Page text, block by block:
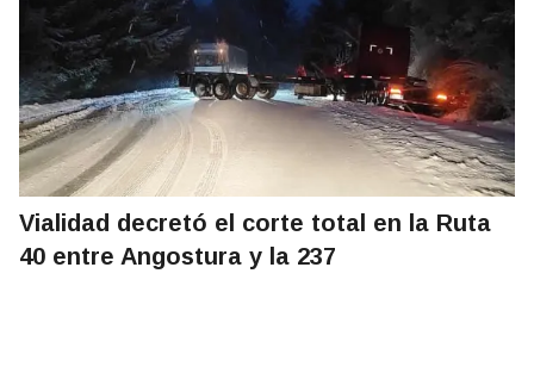
Vialidad decretó el corte total en la Ruta
40 entre Angostura y la 237